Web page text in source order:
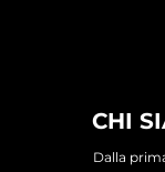
CHI
Dalla